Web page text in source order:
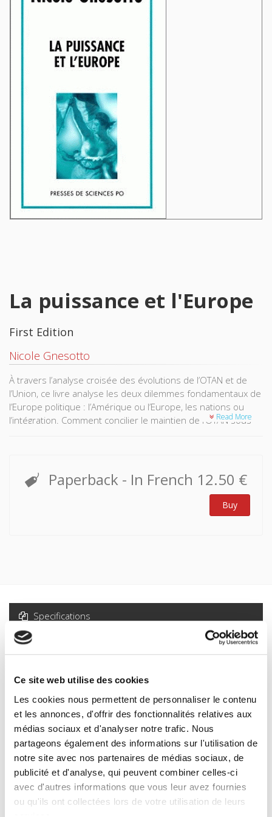
Ce site web utilise des cookies
Les cookies nous permettent de personnaliser le contenu
et les annonces, d'offrir des fonctionnalités relatives aux
médias sociaux et d'analyser notre trafic. Nous
partageons également des informations sur l'utilisation de
notre site avec nos partenaires de médias sociaux, de
publicité et d'analyse, qui peuvent combiner celles-ci
avec d'autres informations que vous leur avez fournies
ou qu'ils ont collectées lors de votre utilisation de leurs
La puissance et l'Europe
First Edition
Nicole Gnesotto
À travers l’analyse croisée des évolutions de l’OTAN et de
l’Union, ce livre analyse les deux dilemmes fondamentaux de
l’Europe politique : l’Amérique ou l’Europe, les nations ou
l’intégration. Comment concilier le maintien de l’OTAN sous
politique partagée ? La question d’une Europe politique
demeure ouverte et, pour l’auteur, inévitable.
Read More
Paperback - In French 12.50 €
Buy
Specifications
Specifications
Publisher
Presses de Sciences Po
Author
Nicole Gnesotto
Collection
Bibliothèque du citoyen